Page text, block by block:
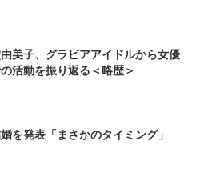
美子、グラビアアイドルから女優
活動を振り返る＜略歴＞
を発表「まさかのタイミング」